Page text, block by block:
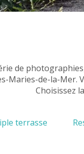
de
Maries-de-la-Mer.
Choisissez
terrasse